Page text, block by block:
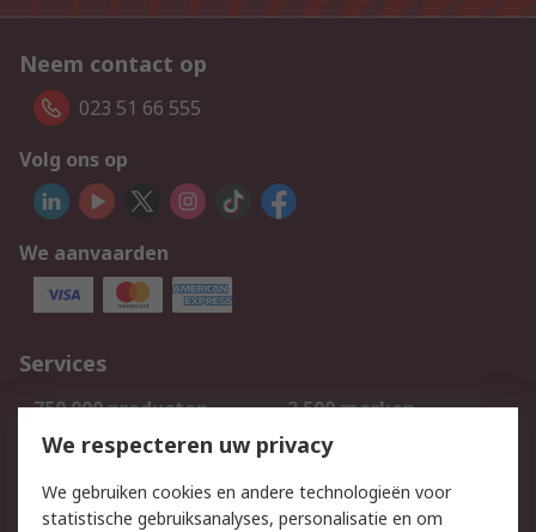
Neem contact op
023 51 66 555
Volg ons op
We aanvaarden
Services
750.000 producten
2.500 merken
Bestellen
Inkoopoplossingen
Track & Trace
We respecteren uw privacy
We gebruiken cookies en andere technologieën voor
statistische gebruiksanalyses, personalisatie en om